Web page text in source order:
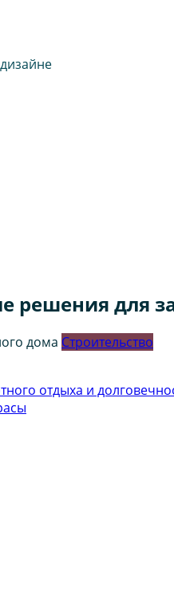
решения для
Строительство
отдыха и